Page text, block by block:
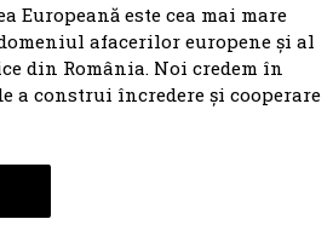
Europeană este cea mai mare
afacerilor europene și al
din România. Noi credem în
a construi încredere și cooperare